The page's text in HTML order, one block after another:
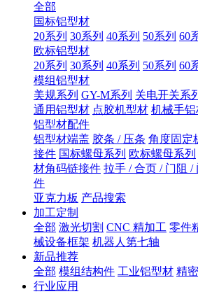
全部
国标铝型材
20系列 30系列 40系列 50系列 60
欧标铝型材
20系列 30系列 40系列 50系列 60
模组铝型材
美规系列 GY-M系列 关电开关系
通用铝型材 点胶机型材 机械手铝
铝型材配件
铝型材端盖 胶条 / 压条 角度固定
接件 国标螺母系列 欧标螺母系列
材角码链接件 拉手 / 合页 / 门阻 /
件
亚克力板 产品搜索
加工定制
全部 激光切割 CNC 精加工 零件
械设备框架 机器人第七轴
新品推荐
全部 模组结构件 工业铝型材 精
行业应用